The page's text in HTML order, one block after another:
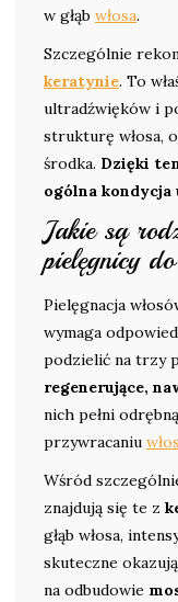
w głąb włosa.
Szczególnie
keratynie. To
ultradźwięków i
strukturę włosa,
środka. Dzięki
ogólna kondycja
Jakie są
pielęgnicy
Pielęgnacja
wymaga
podzielić na trzy
regenerujące,
nich pełni
przywracaniu
Wśród
znajdują się te z
głąb włosa,
skuteczne
na odbudowie